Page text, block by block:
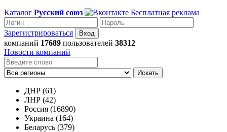
Каталог Русский союз Бесплатная реклама
Зарегистрироваться
компаний 17689 пользователей 38312
Новости компаний
Искать
ДНР (61)
ЛНР (42)
Россия (16890)
Украина (164)
Беларусь (379)